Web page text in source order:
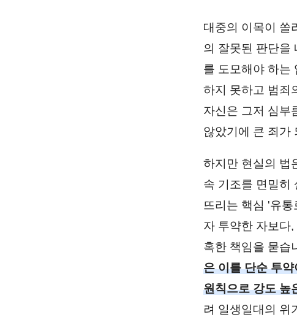
대중의 이목이 쏠
의 잘못된 판단을
를 도모해야 하는
하지 못하고 범죄
자신은 그저 심부
않았기에 큰 죄가
하지만 현실의 법
속 기조를 면밀히
뜨리는 핵심 '유
자 투약한 자보다
혹한 책임을 묻습
은 이를 단순 투
원칙으로 강도 높
려 일생일대의 위